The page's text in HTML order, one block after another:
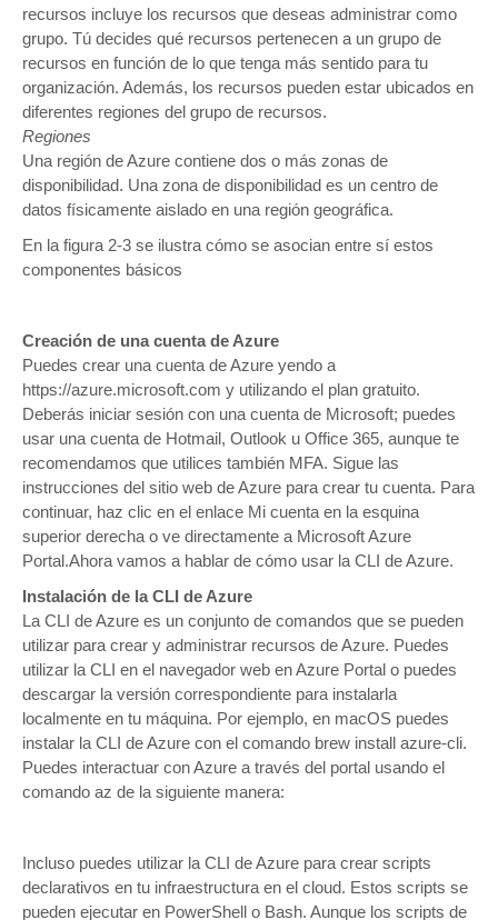
recursos incluye los recursos que deseas administrar como
grupo. Tú decides qué recursos pertenecen a un grupo de
recursos en función de lo que tenga más sentido para tu
organización. Además, los recursos pueden estar ubicados en
diferentes regiones del grupo de recursos.
Regiones
Una región de Azure contiene dos o más zonas de
disponibilidad. Una zona de disponibilidad es un centro de
datos físicamente aislado en una región geográfica.
En la figura 2-3 se ilustra cómo se asocian entre sí estos
componentes básicos
Creación de una cuenta de Azure
Puedes crear una cuenta de Azure yendo a
https://azure.microsoft.com y utilizando el plan gratuito.
Deberás iniciar sesión con una cuenta de Microsoft; puedes
usar una cuenta de Hotmail, Outlook u Office 365, aunque te
recomendamos que utilices también MFA. Sigue las
instrucciones del sitio web de Azure para crear tu cuenta. Para
continuar, haz clic en el enlace Mi cuenta en la esquina
superior derecha o ve directamente a Microsoft Azure
Portal.Ahora vamos a hablar de cómo usar la CLI de Azure.
Instalación de la CLI de Azure
La CLI de Azure es un conjunto de comandos que se pueden
utilizar para crear y administrar recursos de Azure. Puedes
utilizar la CLI en el navegador web en Azure Portal o puedes
descargar la versión correspondiente para instalarla
localmente en tu máquina. Por ejemplo, en macOS puedes
instalar la CLI de Azure con el comando brew install azure-cli.
Puedes interactuar con Azure a través del portal usando el
comando az de la siguiente manera:
Incluso puedes utilizar la CLI de Azure para crear scripts
declarativos en tu infraestructura en el cloud. Estos scripts se
pueden ejecutar en PowerShell o Bash. Aunque los scripts de